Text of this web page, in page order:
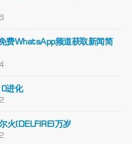
费WhatsApp频道获取新闻简
进化
火(DELFIRE)万岁